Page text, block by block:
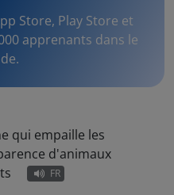
Store, Play Store et
apprenants dans le
qui empaille les
d'animaux
FR